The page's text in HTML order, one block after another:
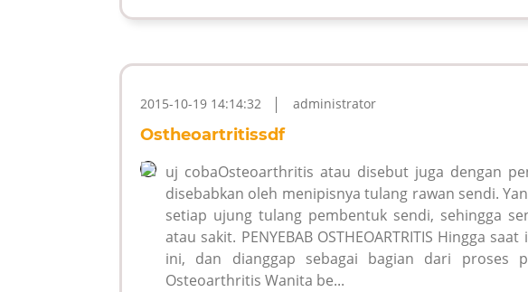
2015-10-19 14:14:32 administrator
Ostheoartritissdf
uj cobaOsteoarthritis atau disebut juga dengan
disebabkan oleh menipisnya tulang rawan sendi.
setiap ujung tulang pembentuk sendi, sehingga
atau sakit. PENYEBAB OSTHEOARTRITIS Hingga
ini, dan dianggap sebagai bagian dari proses
Osteoarthritis Wanita be...